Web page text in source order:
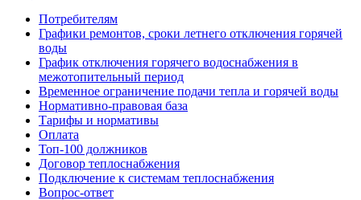
Потребителям
Графики ремонтов, сроки летнего отключения горячей
воды
График отключения горячего водоснабжения в
межотопительный период
Временное ограничение подачи тепла и горячей воды
Нормативно-правовая база
Тарифы и нормативы
Оплата
Топ-100 должников
Договор теплоснабжения
Подключение к системам теплоснабжения
Вопрос-ответ